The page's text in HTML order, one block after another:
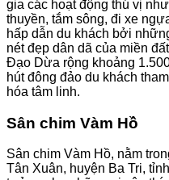
gia các hoạt động thú vị
thuyền, tắm sông, đi xe
hấp dẫn du khách bởi
nét đẹp dân dã của miền
Đạo Dừa rộng khoảng
hút đông đảo du khách
hóa tâm linh.
Sân chim Vàm Hồ
Sân chim Vàm Hồ, nằm
Tân Xuân, huyện Ba Tri,